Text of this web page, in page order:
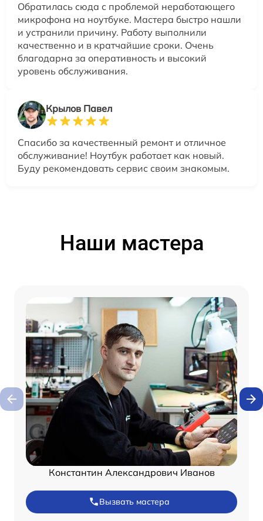
Обратилась сюда с проблемой неработающего
микрофона на ноутбуке. Мастера быстро нашли
и устранили причину. Работу выполнили
качественно и в кратчайшие сроки. Очень
благодарна за оперативность и высокий
уровень обслуживания.
Крылов Павел
Спасибо за качественный ремонт и отличное
обслуживание! Ноутбук работает как новый.
Буду рекомендовать сервис своим знакомым.
Наши мастера
Константин Александрович Иванов
Вызвать мастера